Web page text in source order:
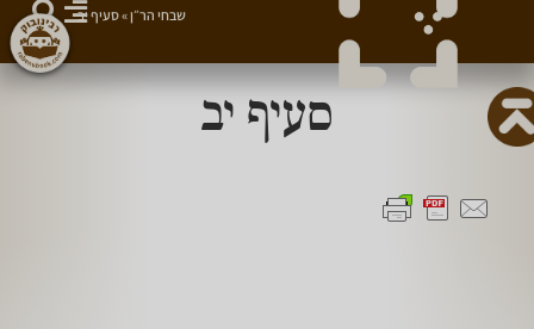
סעיף יב
שבחי הר״ן»סעיף יב